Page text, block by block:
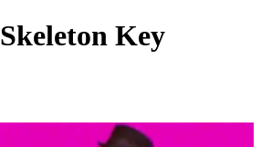
Skeleton Key